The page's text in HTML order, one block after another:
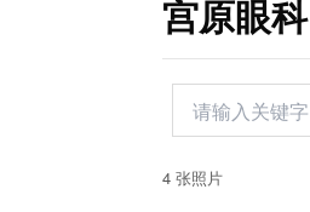
宫原眼科
4 张照片